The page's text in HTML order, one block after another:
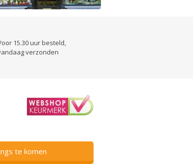
15.30 uur besteld,
verzonden
te komen